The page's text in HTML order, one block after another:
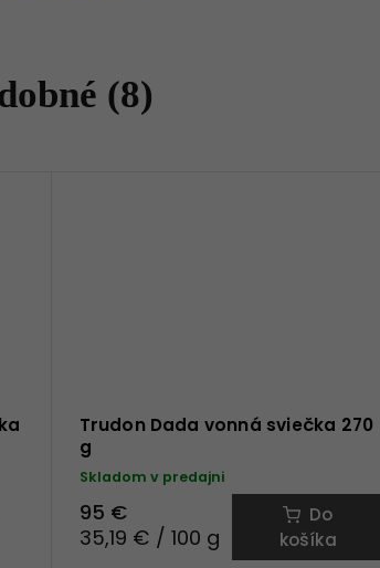
(8)
Trudon Dada vonná sviečka 270
g
Skladom v predajni
95 €
35,19 € / 100 g
Do
košíka